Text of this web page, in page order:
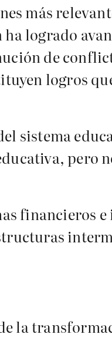
más
logrado
de
logros
sistema
pero
financieros
la